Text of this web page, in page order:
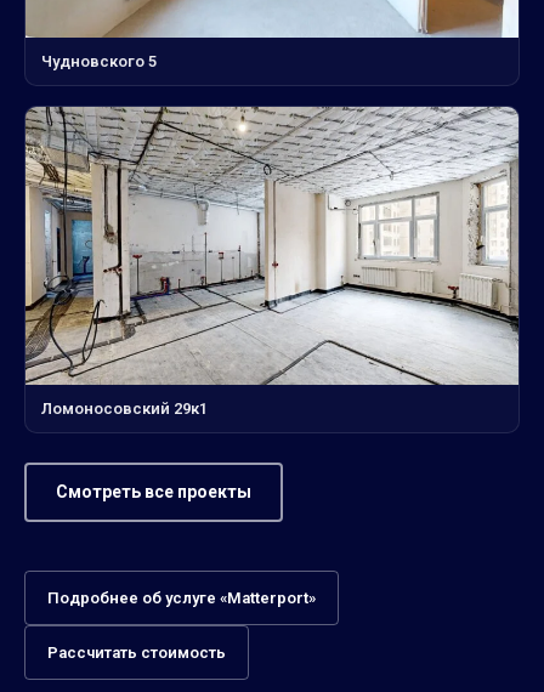
Чудновского 5
Ломоносовский 29к1
Смотреть все проекты
Подробнее об услуге «Matterport»
Рассчитать стоимость